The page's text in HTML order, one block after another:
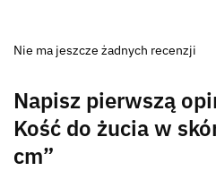
Nie ma jeszcze żadnych recenzji
Napisz pierwszą
Kość do żucia w
cm”